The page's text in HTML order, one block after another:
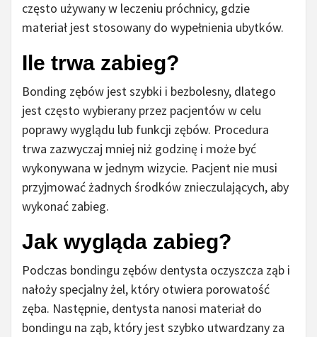
często używany w leczeniu próchnicy, gdzie
materiał jest stosowany do wypełnienia ubytków.
Ile trwa zabieg?
Bonding zębów jest szybki i bezbolesny, dlatego
jest często wybierany przez pacjentów w celu
poprawy wyglądu lub funkcji zębów. Procedura
trwa zazwyczaj mniej niż godzinę i może być
wykonywana w jednym wizycie. Pacjent nie musi
przyjmować żadnych środków znieczulających, aby
wykonać zabieg.
Jak wygląda zabieg?
Podczas bondingu zębów dentysta oczyszcza ząb i
nałoży specjalny żel, który otwiera porowatość
zęba. Następnie, dentysta nanosi materiał do
bondingu na ząb, który jest szybko utwardzany za